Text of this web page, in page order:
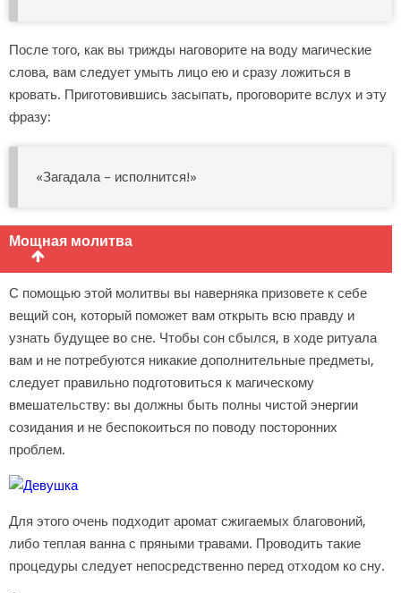
После того, как вы трижды наговорите на воду магические
слова, вам следует умыть лицо ею и сразу ложиться в
кровать. Приготовившись засыпать, проговорите вслух и эту
фразу:
«Загадала – исполнится!»
Мощная молитва
С помощью этой молитвы вы наверняка призовете к себе
вещий сон, который поможет вам открыть всю правду и
узнать будущее во сне. Чтобы сон сбылся, в ходе ритуала
вам и не потребуются никакие дополнительные предметы,
следует правильно подготовиться к магическому
вмешательству: вы должны быть полны чистой энергии
созидания и не беспокоиться по поводу посторонних
проблем.
Для этого очень подходит аромат сжигаемых благовоний,
либо теплая ванна с пряными травами. Проводить такие
процедуры следует непосредственно перед отходом ко сну.